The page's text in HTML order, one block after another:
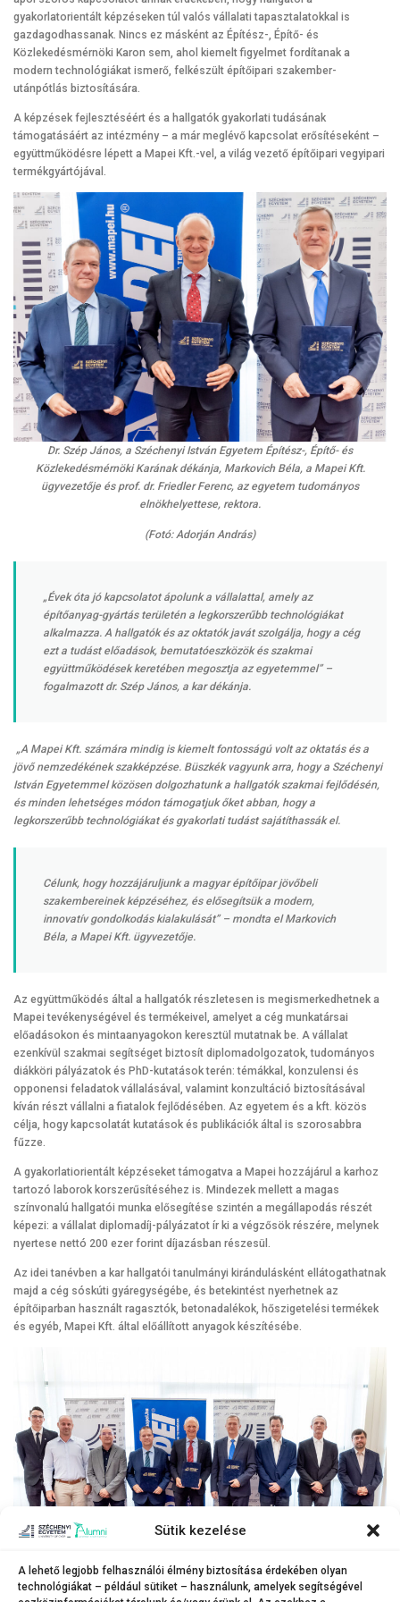
Sütik kezelése
A lehető legjobb felhasználói élmény biztosítása érdekében olyan
technológiákat – például sütiket – használunk, amelyek segítségével
gyakorlatorientált képzéseken túl valós vállalati tapasztalatokkal is
gazdagodhassanak. Nincs ez másként az Építész-, Építő- és
Közlekedésmérnöki Karon sem, ahol kiemelt figyelmet fordítanak a
modern technológiákat ismerő, felkészült építőipari szakember-
utánpótlás biztosítására.
A képzések fejlesztéséért és a hallgatók gyakorlati tudásának
támogatásáért az intézmény – a már meglévő kapcsolat erősítéseként –
együttműködésre lépett a Mapei Kft.-vel, a világ vezető építőipari vegyipari
termékgyártójával.
Dr. Szép János, a Széchenyi István Egyetem Építész-, Építő- és
Közlekedésmérnöki Karának dékánja, Markovich Béla, a Mapei Kft.
ügyvezetője és prof. dr. Friedler Ferenc, az egyetem tudományos
elnökhelyettese, rektora.
(Fotó: Adorján András)
„Évek óta jó kapcsolatot ápolunk a vállalattal, amely az
építőanyag-gyártás területén a legkorszerűbb technológiákat
alkalmazza. A hallgatók és az oktatók javát szolgálja, hogy a cég
ezt a tudást előadások, bemutatóeszközök és szakmai
együttműködések keretében megosztja az egyetemmel”–
fogalmazott dr. Szép János, a kar dékánja.
„A Mapei Kft. számára mindig is kiemelt fontosságú volt az oktatás és a
jövő nemzedékének szakképzése. Büszkék vagyunk arra, hogy a Széchenyi
István Egyetemmel közösen dolgozhatunk a hallgatók szakmai fejlődésén,
és minden lehetséges módon támogatjuk őket abban, hogy a
legkorszerűbb technológiákat és gyakorlati tudást sajátíthassák el.
Célunk, hogy hozzájáruljunk a magyar építőipar jövőbeli
szakembereinek képzéséhez, és elősegítsük a modern,
innovatív gondolkodás kialakulását”– mondta el Markovich
Béla, a Mapei Kft. ügyvezetője.
Az együttműködés által a hallgatók részletesen is megismerkedhetnek a
Mapei tevékenységével és termékeivel, amelyet a cég munkatársai
előadásokon és mintaanyagokon keresztül mutatnak be. A vállalat
ezenkívül szakmai segítséget biztosít diplomadolgozatok, tudományos
diákköri pályázatok és PhD-kutatások terén: témákkal, konzulensi és
opponensi feladatok vállalásával, valamint konzultáció biztosításával
kíván részt vállalni a fiatalok fejlődésében. Az egyetem és a kft. közös
célja, hogy kapcsolatát kutatások és publikációk által is szorosabbra
fűzze.
A gyakorlatiorientált képzéseket támogatva a Mapei hozzájárul a karhoz
tartozó laborok korszerűsítéséhez is. Mindezek mellett a magas
színvonalú hallgatói munka elősegítése szintén a megállapodás részét
képezi: a vállalat diplomadíj-pályázatot ír ki a végzősök részére, melynek
nyertese nettó 200 ezer forint díjazásban részesül.
Az idei tanévben a kar hallgatói tanulmányi kirándulásként ellátogathatnak
majd a cég sóskúti gyáregységébe, és betekintést nyerhetnek az
építőiparban használt ragasztók, betonadalékok, hőszigetelési termékek
és egyéb, Mapei Kft. által előállított anyagok készítésébe.